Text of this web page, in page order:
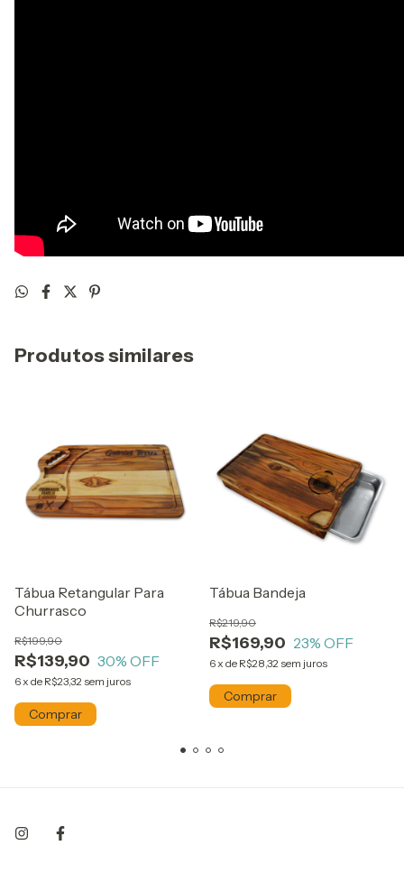
Produtos similares
Tábua Retangular Para
Churrasco
R$139,90
R$199,90
30% OFF
6x de R$23,32 sem juros
Tábua Bandeja
R$169,90
R$219,90
23% OFF
6x de R$28,32 sem juros